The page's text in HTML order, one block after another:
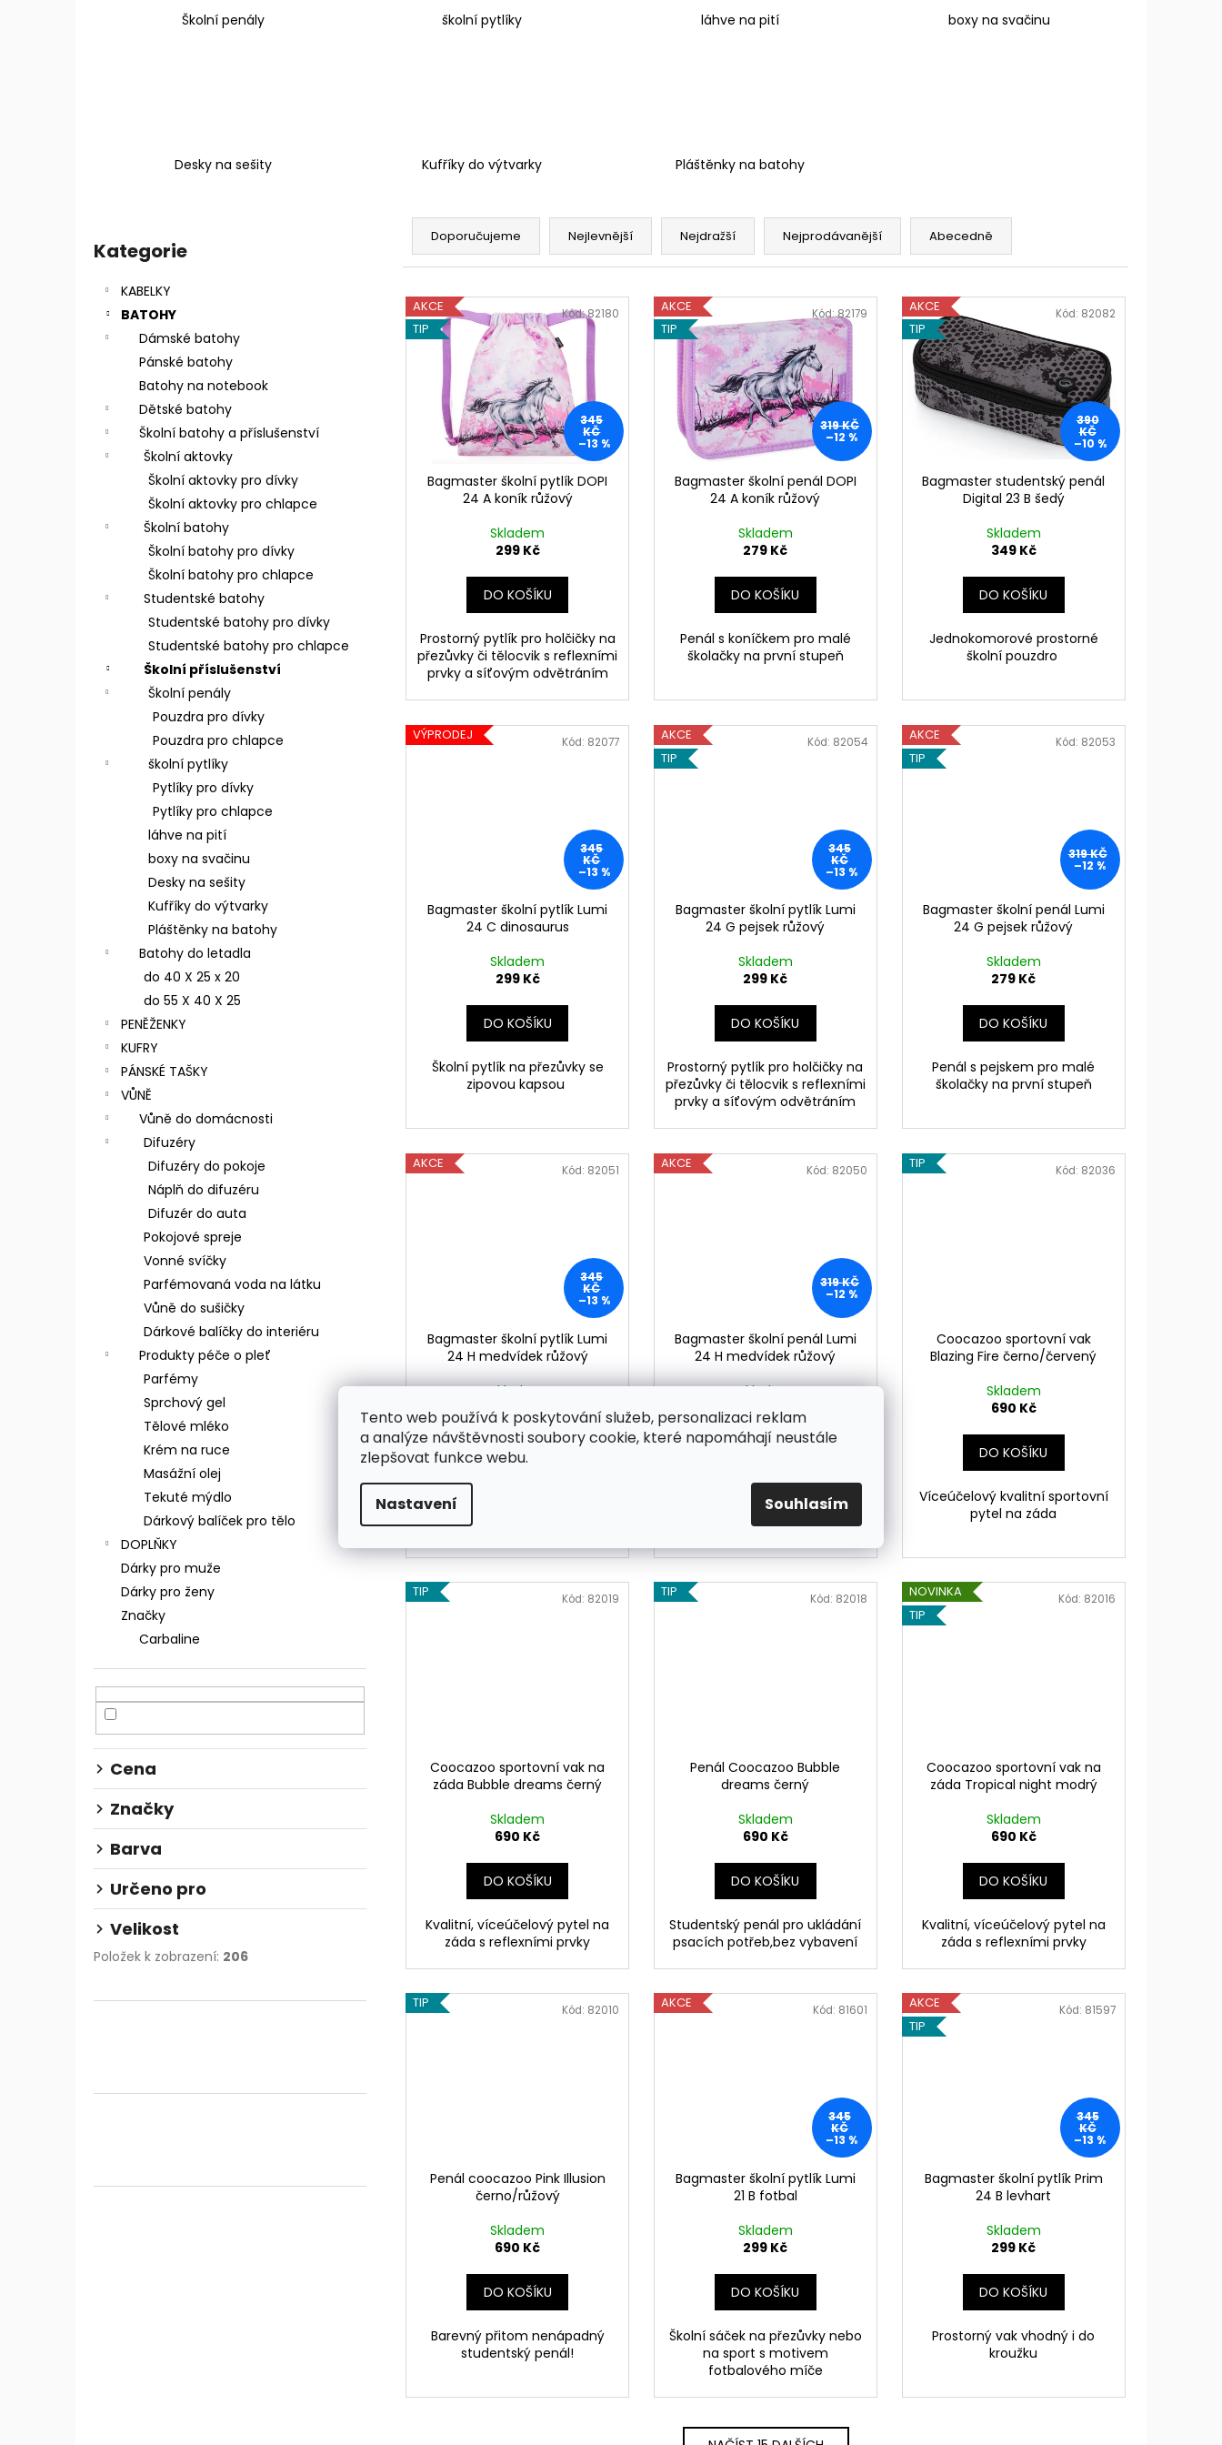
Tento web používá k poskytování služeb, personalizaci reklam
a analýze návštěvnosti soubory cookie, které napomáhají neustále
zlepšovat funkce webu.
Nastavení Souhlasím
Školní penály školní pytlíky láhve na pití boxy na svačinu
Desky na sešity Kufříky do výtvarky Pláštěnky na batohy
Přeskočit
kategorie
Kategorie
KABELKY
BATOHY
Dámské batohy
Pánské batohy
Batohy na notebook
Dětské batohy
Školní batohy a příslušenství
Školní aktovky
Školní aktovky pro dívky
Školní aktovky pro chlapce
Školní batohy
Školní batohy pro dívky
Školní batohy pro chlapce
Studentské batohy
Studentské batohy pro dívky
Studentské batohy pro chlapce
Školní příslušenství
Školní penály
Pouzdra pro dívky
Pouzdra pro chlapce
školní pytlíky
Pytlíky pro dívky
Pytlíky pro chlapce
láhve na pití
boxy na svačinu
Desky na sešity
Kufříky do výtvarky
Pláštěnky na batohy
Batohy do letadla
do 40 X 25 x 20
do 55 X 40 X 25
PENĚŽENKY
KUFRY
PÁNSKÉ TAŠKY
VŮNĚ
Vůně do domácnosti
Difuzéry
Difuzéry do pokoje
Náplň do difuzéru
Difuzér do auta
Pokojové spreje
Vonné svíčky
Parfémovaná voda na látku
Vůně do sušičky
Dárkové balíčky do interiéru
Produkty péče o pleť
Parfémy
Sprchový gel
Tělové mléko
Krém na ruce
Masážní olej
Tekuté mýdlo
Dárkový balíček pro tělo
DOPLŇKY
Dárky pro muže
Dárky pro ženy
Značky
Carbaline
Cena
Značky
Barva
Určeno pro
Velikost
Položek k zobrazení: 206
Ř
z
n
í
Doporučujeme Nejlevnější Nejdražší Nejprodávanější Abecedně
V
ý
p
AKCE
TIP
345
KČ
–13 %
Bagmaster školní pytlík DOPI
24 A koník růžový
Skladem
299 Kč
DO KOŠÍKU
Prostorný pytlík pro holčičky na
přezůvky či tělocvik s reflexními
prvky a síťovým odvětráním
Kód:82180
AKCE
TIP
319 KČ
–12 %
Bagmaster školní penál DOPI
24 A koník růžový
Skladem
279 Kč
DO KOŠÍKU
Penál s koníčkem pro malé
školačky na první stupeň
Kód:82179
AKCE
TIP
390
KČ
–10 %
Bagmaster studentský penál
Digital 23 B šedý
Skladem
349 Kč
DO KOŠÍKU
Jednokomorové prostorné
školní pouzdro
Kód: 82082
VÝPRODEJ
345
KČ
–13 %
Bagmaster školní pytlík Lumi
24 C dinosaurus
Skladem
299 Kč
DO KOŠÍKU
Školní pytlík na přezůvky se
zipovou kapsou
Kód: 82077
AKCE
TIP
345
KČ
–13 %
Bagmaster školní pytlík Lumi
24 G pejsek růžový
Skladem
299 Kč
DO KOŠÍKU
Prostorný pytlík pro holčičky na
přezůvky či tělocvik s reflexními
prvky a síťovým odvětráním
Kód: 82054
AKCE
TIP
319 KČ
–12 %
Bagmaster školní penál Lumi
24 G pejsek růžový
Skladem
279 Kč
DO KOŠÍKU
Penál s pejskem pro malé
školačky na první stupeň
Kód: 82053
AKCE
345
KČ
–13 %
Bagmaster školní pytlík Lumi
24 H medvídek růžový
Skladem
299 Kč
DO KOŠÍKU
Prostorný pytlík pro holčičky na
přezůvky či tělocvik s reflexními
prvky a síťovým odvětráním
Kód: 82051 AKCE
319 KČ
–12 %
Bagmaster školní penál Lumi
24 H medvídek růžový
Skladem
279 Kč
DO KOŠÍKU
Penál s medvídkem pro malé
školačky na první stupeň
Kód: 82050 TIP
Coocazoo sportovní vak
Blazing Fire černo/červený
Skladem
690 Kč
DO KOŠÍKU
Víceúčelový kvalitní sportovní
pytel na záda
Kód: 82036
TIP
Coocazoo sportovní vak na
záda Bubble dreams černý
Skladem
690 Kč
DO KOŠÍKU
Kvalitní, víceúčelový pytel na
záda s reflexními prvky
Kód: 82019 TIP
Penál Coocazoo Bubble
dreams černý
Skladem
690 Kč
DO KOŠÍKU
Studentský penál pro ukládání
psacích potřeb,bez vybavení
Kód: 82018
NOVINKA
TIP
Coocazoo sportovní vak na
záda Tropical night modrý
Skladem
690 Kč
DO KOŠÍKU
Kvalitní, víceúčelový pytel na
záda s reflexními prvky
Kód: 82016
TIP
Penál coocazoo Pink Illusion
černo/růžový
Skladem
690 Kč
DO KOŠÍKU
Barevný přitom nenápadný
studentský penál!
Kód: 82010 AKCE
345
KČ
–13 %
Bagmaster školní pytlík Lumi
21 B fotbal
Skladem
299 Kč
DO KOŠÍKU
Školní sáček na přezůvky nebo
na sport s motivem
fotbalového míče
Kód: 81601
AKCE
TIP
345
KČ
–13 %
Bagmaster školní pytlík Prim
24 B levhart
Skladem
299 Kč
DO KOŠÍKU
Prostorný vak vhodný i do
kroužku
Kód: 81597